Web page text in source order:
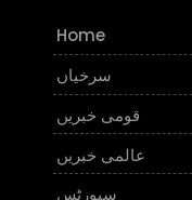
Home
سرخیاں
قومی خبریں
عالمی خبریں
سپورٹس